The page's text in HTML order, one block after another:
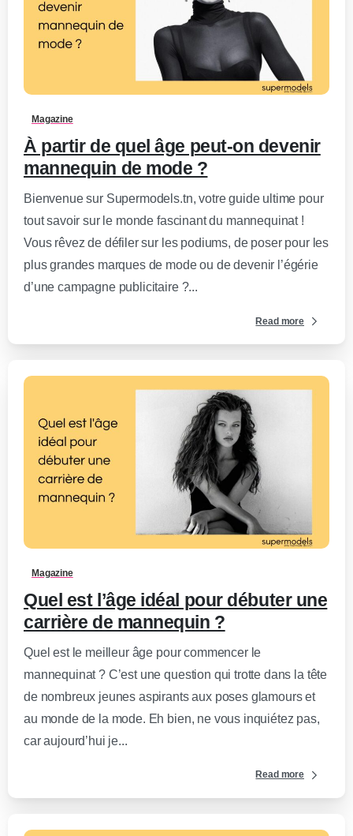
0
Magazine
À partir de quel âge peut-on devenir
mannequin de mode ?
Bienvenue sur Supermodels.tn, votre guide ultime pour
tout savoir sur le monde fascinant du mannequinat !
Vous rêvez de défiler sur les podiums, de poser pour les
plus grandes marques de mode ou de devenir l’égérie
d’une campagne publicitaire ?...
Read more
0
Magazine
Quel est l’âge idéal pour débuter une
carrière de mannequin ?
Quel est le meilleur âge pour commencer le
mannequinat ? C’est une question qui trotte dans la tête
de nombreux jeunes aspirants aux poses glamours et
au monde de la mode. Eh bien, ne vous inquiétez pas,
car aujourd’hui je...
Read more